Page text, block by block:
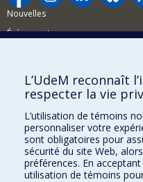
Nouvelles
Événements
BESOIN D'AIDE?
Plan du site
Signaler une erreur
Accessibilité
FACULTÉ DES ARTS ET DES
L’UdeM reconnaît
respecter la vie
L’utilisation de témoins
personnaliser votre
sont obligatoires pour
sécurité du site Web,
préférences. En
utilisation de témoins